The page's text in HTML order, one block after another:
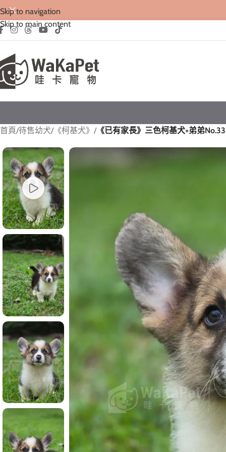
Skip to navigation
Skip to main content
首頁/待售幼犬/《柯基犬》 /《已有家長》三色柯基犬+弟弟